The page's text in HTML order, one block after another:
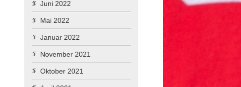
Juni 2022
Mai 2022
Januar 2022
November 2021
Oktober 2021